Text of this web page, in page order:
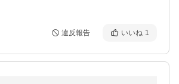
違反報告 いいね 1